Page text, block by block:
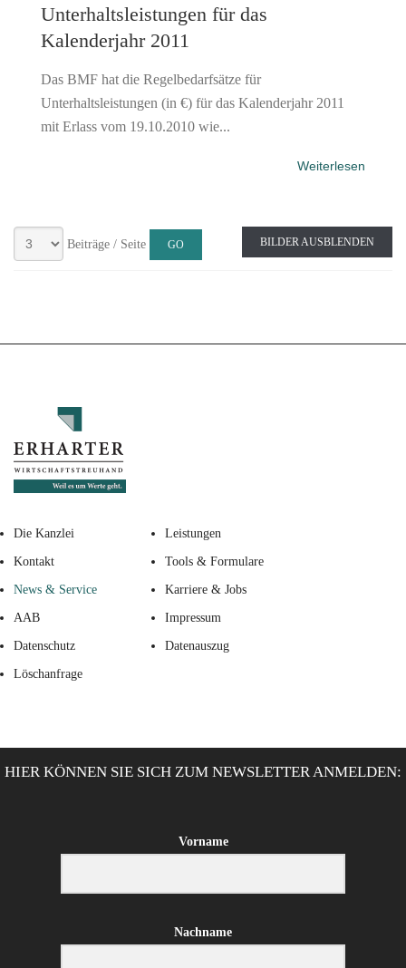
Unterhaltsleistungen für das
Kalenderjahr 2011
Das BMF hat die Regelbedarfsätze für
Unterhaltsleistungen (in €) für das Kalenderjahr 2011
mit Erlass vom 19.10.2010 wie...
Weiterlesen
Beiträge / Seite BILDER AUSBLENDEN
Die Kanzlei Leistungen
Kontakt Tools & Formulare
News & Service Karriere & Jobs
AAB Impressum
Datenschutz Datenauszug
Löschanfrage
HIER KÖNNEN SIE SICH ZUM NEWSLETTER ANMELDEN:
Vorname
Nachname